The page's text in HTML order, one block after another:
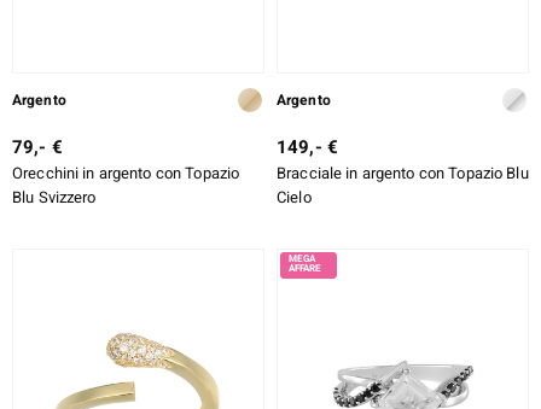
Argento
79,- €
Orecchini in argento con Topazio
Blu Svizzero
Argento
149,- €
Bracciale in argento con Topazio Blu
Cielo